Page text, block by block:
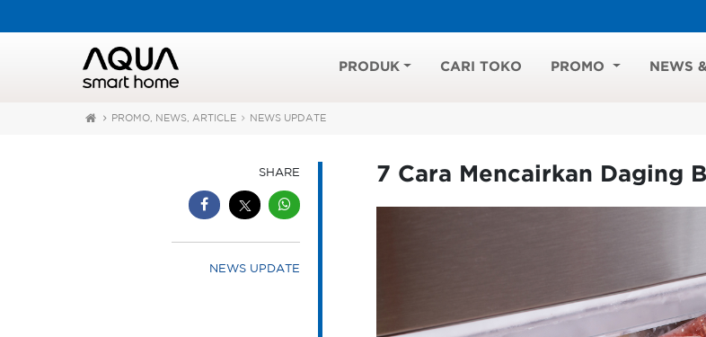
PRODUK CARI TOKO PROMO NEWS
PROMO, NEWS, ARTICLE NEWS UPDATE
SHARE
NEWS UPDATE
7 Cara Mencairkan Daging